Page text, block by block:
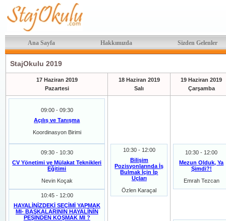
Ana Sayfa Hakkımızda Sizden Gelenler
StajOkulu 2019
17 Haziran 2019
Pazartesi
18 Haziran 2019
Salı
19 Haziran 2019
Çarşamba
09:00 - 09:30
Açılış ve Tanışma
Koordinasyon Birimi
09:30 - 10:30
CV Yönetimi ve Mülakat Teknikleri
Eğitimi
Nevin Koçak
10:45 - 12:00
HAYALİNİZDEKİ SEÇİMİ YAPMAK
MI- BAŞKALARININ HAYALİNİN
PEŞİNDEN KOŞMAK MI ?
10:30 - 12:00
Bilişim
Pozisyonlarında İş
Bulmak İçin İp
Uçları
Özlen Karaçal
10:30 - 12:00
Mezun Olduk, Ya
Şimdi?!
Emrah Tezcan